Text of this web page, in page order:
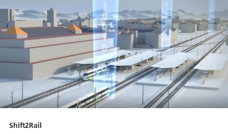
Shift2Rail